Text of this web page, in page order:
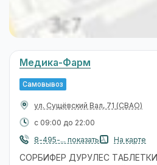
Медика-Фарм
Самовывоз
ул. Сущёвский Вал, 71 (СВАО)
с 09:00 до 22:00
8-495-... показать
На карте
СОРБИФЕР ДУРУЛЕС ТАБЛЕТКИ